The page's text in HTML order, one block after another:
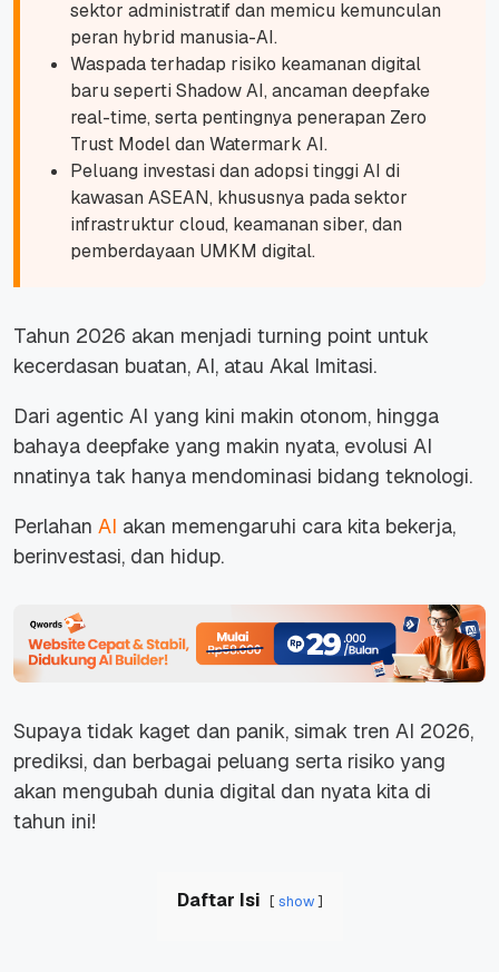
sektor administratif dan memicu kemunculan
peran hybrid manusia-AI.
Waspada terhadap risiko keamanan digital
baru seperti Shadow AI, ancaman deepfake
real-time, serta pentingnya penerapan Zero
Trust Model dan Watermark AI.
Peluang investasi dan adopsi tinggi AI di
kawasan ASEAN, khususnya pada sektor
infrastruktur cloud, keamanan siber, dan
pemberdayaan UMKM digital.
Tahun 2026 akan menjadi turning point untuk
kecerdasan buatan, AI, atau Akal Imitasi.
Dari agentic AI yang kini makin otonom, hingga
bahaya deepfake yang makin nyata, evolusi AI
nnatinya tak hanya mendominasi bidang teknologi.
Perlahan AI akan memengaruhi cara kita bekerja,
berin­vestasi, dan hidup.
Supaya tidak kaget dan panik, simak tren AI 2026,
prediksi, dan berbagai peluang serta risiko yang
akan mengubah dunia digital dan nyata kita di
tahun ini!
Daftar Isi show